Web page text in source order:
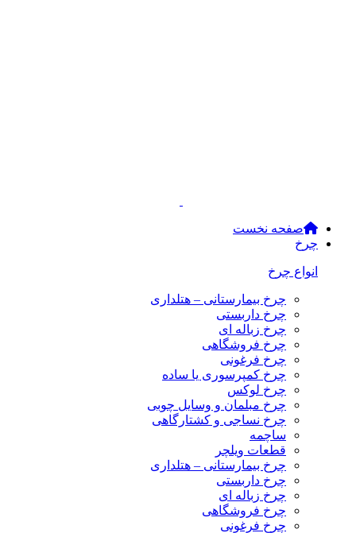
صفحه نخست
چرخ
انواع چرخ
چرخ بیمارستانی – هتلداری
چرخ داربستی
چرخ زباله ای
چرخ فروشگاهی
چرخ فرغونی
چرخ کمپرسوری یا ساده
چرخ لوکس
چرخ مبلمان و وسایل چوبی
چرخ نساجی و کشتارگاهی
ساچمه
قطعات ویلچر
چرخ بیمارستانی – هتلداری
چرخ داربستی
چرخ زباله ای
چرخ فروشگاهی
چرخ فرغونی